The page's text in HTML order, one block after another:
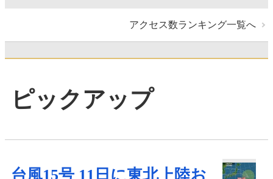
アクセス数ランキング一覧へ
ピックアップ
台風15号 11日に東北上陸お